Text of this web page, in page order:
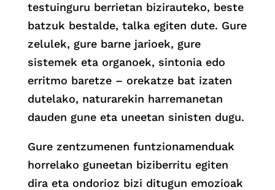
testuinguru berrietan bizirauteko, beste
batzuk bestalde, talka egiten dute. Gure
zelulek, gure barne jarioek, gure
sistemek eta organoek, sintonia edo
erritmo baretze – orekatze bat izaten
dutelako, naturarekin harremanetan
dauden gune eta uneetan sinisten dugu.
Gure zentzumenen funtzionamenduak
horrelako guneetan biziberritu egiten
dira eta ondorioz bizi ditugun emozioak